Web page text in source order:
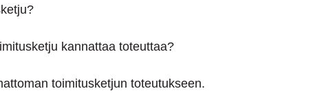
kannattaa toteuttaa?
toimitusketjun toteutukseen.